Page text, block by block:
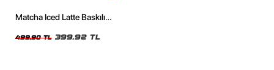
Matcha Iced Latte Baskılı
499,90 TL 399,92 TL